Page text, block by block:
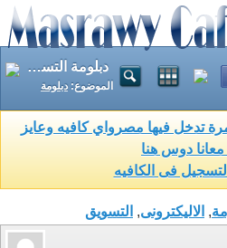
دبلومة التسويق الاليكترونى
الموضوع: دبلومة
تدخل فيها مصرواي كافيه وعايز
دوس هنا
فى الكافيه
, الاليكترونى, التسويق